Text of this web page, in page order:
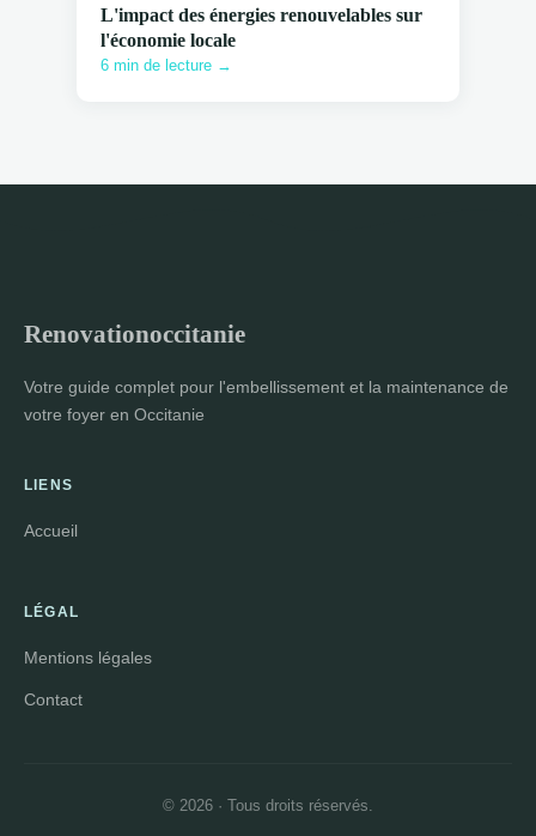
L'impact des énergies renouvelables sur
l'économie locale
6 min de lecture →
Renovationoccitanie
Votre guide complet pour l'embellissement et la maintenance de
votre foyer en Occitanie
LIENS
Accueil
LÉGAL
Mentions légales
Contact
© 2026 · Tous droits réservés.